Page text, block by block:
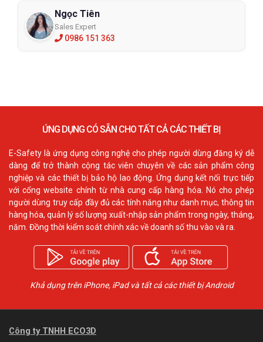
Ngọc Tiên
Sales Expert
0986 151 363
ỨNG DỤNG CÓ SẴN CHO TẤT CẢ CÁC THIẾT BỊ
E-Safety là ứng dụng công nghệ cho phép người dùng đăng ký dễ
dàng để trở thành cộng tác viên chuyên về các sản phẩm công
nghiệp và các thiết bị bảo hộ lao động. Ứng dụng kết nối trực tiếp
với cổng website chính từ nhà cung cấp hàng hóa. Nó cho phép
người dùng truy cấp đầy đủ các tính năng như danh mục, thông tin
hàng hóa, quản lý số lượng xuất-nhập sản phẩm trong ngày, tháng,
năm. Đồng thời kiểm soát chính xác về doanh số thu vào và ra.
Khả dụng trên iPhone, iPad và tất cả các thiết bị Android
Công ty TNHH ECO3D